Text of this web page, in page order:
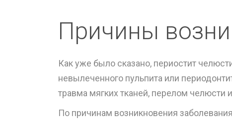
Причины
Как уже было сказано, периостит
невылеченного пульпита или
травма мягких тканей, перелом челюсти
По причинам возникновения